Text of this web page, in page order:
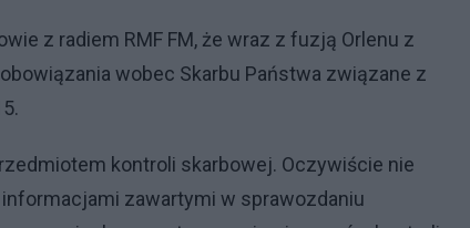
z radiem RMF FM, że wraz z fuzją Orlenu z
wobec Skarbu Państwa związane z
kontroli skarbowej. Oczywiście nie
zawartymi w sprawozdaniu